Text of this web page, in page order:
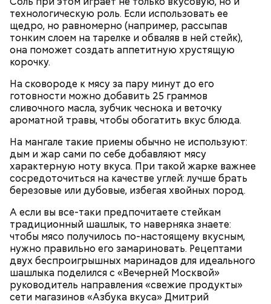
технологическую роль. Если использовать ее
щедро, но равномерно (например, рассыпав
тонким слоем на тарелке и обваляв в ней стейк),
она поможет создать аппетитную хрустящую
корочку.
На сковороде к мясу за пару минут до его
готовности можно добавить 25 граммов
сливочного масла, зубчик чеснока и веточку
ароматной травы, чтобы обогатить вкус блюда.
На мангале такие приемы обычно не используют:
дым и жар сами по себе добавляют мясу
характерную ноту вкуса. При такой жарке важнее
сосредоточиться на качестве углей: лучше брать
березовые или дубовые, избегая хвойных пород.
А если вы все-таки предпочитаете стейкам
традиционный шашлык, то наверняка знаете:
чтобы мясо получилось по-настоящему вкусным,
нужно правильно его замариновать. Рецептами
двух беспроигрышных маринадов для идеального
шашлыка поделился с «Вечерней Москвой»
руководитель направления «свежие продукты»
сети магазинов «Азбука вкуса» Дмитрий
День воздушных поцелуев отмечается с 1983 года.
В некоторых молодежных заведениях европейских
стран в этот праздник устраиваются
Праздник любви